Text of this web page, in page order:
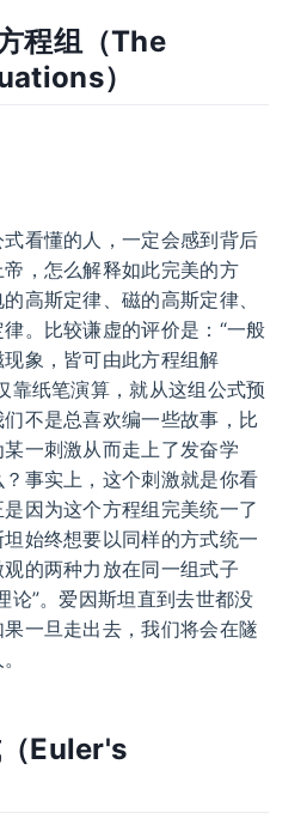
程组（The
）
看懂的人，一定会感到背后
，怎么解释如此完美的方
高斯定律、磁的高斯定律、
。比较谦虚的评价是：“一般
象，皆可由此方程组解
靠纸笔演算，就从这组公式预
不是总喜欢编一些故事，比
一刺激从而走上了发奋学
事实上，这个刺激就是你看
因为这个方程组完美统一了
始终想要以同样的方式统一
的两种力放在同一组式子
论”。爱因斯坦直到去世都没
一旦走出去，我们将会在隧
Euler's